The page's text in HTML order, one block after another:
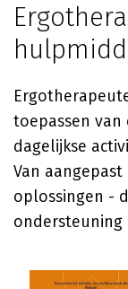
toepassen
dagelijkse
Van
oplossingen -
ondersteuning